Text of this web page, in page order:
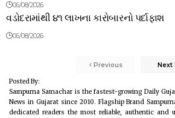
06/08/2026
વડોદરામાંથી ૪૧ લાખના કારોબારનો પર્દાફાશ
06/08/2026
Previous Next
Posted By:
Sampurna Samachar is the fastest-growing Daily
News in Gujarat since 2010. Flagship Brand
dedicated readers the most reliable, authentic and